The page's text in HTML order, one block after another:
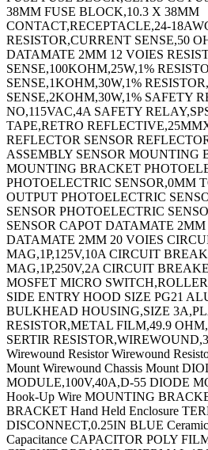
38MM FUSE BLOCK,10.3 X 38MM
CONTACT,RECEPTACLE,24-
RESISTOR,CURRENT SENSE,50
DATAMATE 2MM 12 VOIES
SENSE,100KOHM,25W,1%
SENSE,1KOHM,30W,1%
SENSE,2KOHM,30W,1% SAFETY
NO,115VAC,4A SAFETY
TAPE,RETRO
REFLECTOR SENSOR
ASSEMBLY SENSOR MOUNTING
MOUNTING BRACKET
PHOTOELECTRIC SENSOR,0MM
OUTPUT PHOTOELECTRIC
SENSOR PHOTOELECTRIC
SENSOR CAPOT DATAMATE
DATAMATE 2MM 20 VOIES
MAG,1P,125V,10A CIRCUIT
MAG,1P,250V,2A CIRCUIT
MOSFET MICRO
SIDE ENTRY HOOD SIZE PG21
BULKHEAD HOUSING,SIZE
RESISTOR,METAL FILM,49.9
SERTIR
Wirewound Resistor Wirewound
Mount Wirewound Chassis Mount
MODULE,100V,40A,D-55 DIODE
Hook-Up Wire MOUNTING
BRACKET Hand Held Enclosure
DISCONNECT,0.25IN BLUE
Capacitance CAPACITOR POLY